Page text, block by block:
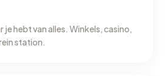
je hebt van alles. Winkels, casino,
station.